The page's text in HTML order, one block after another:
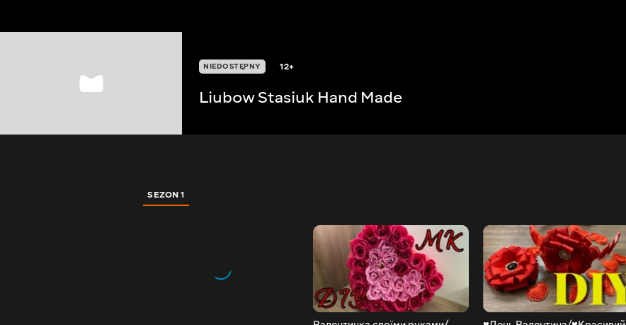
NIEDOSTĘPNY 12+
Liubow Stasiuk Hand Made
SEZON 1